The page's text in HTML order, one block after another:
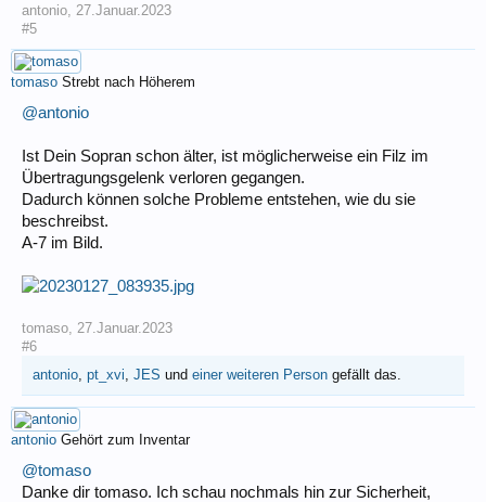
antonio 27.Januar.2023
#5
tomaso Strebt nach Höherem
@antonio
Ist Dein Sopran schon älter, ist möglicherweise ein Filz im
Übertragungsgelenk verloren gegangen.
Dadurch können solche Probleme entstehen, wie du sie
beschreibst.
A-7 im Bild.
tomaso 27.Januar.2023
#6
antonio pt_xvi JES und einer weiteren Person gefällt das.
antonio Gehört zum Inventar
@tomaso
Danke dir tomaso. Ich schau nochmals hin zur Sicherheit,